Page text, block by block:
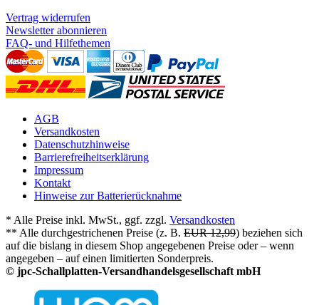
Vertrag widerrufen
Newsletter abonnieren
FAQ- und Hilfethemen
AGB
Versandkosten
Datenschutzhinweise
Barrierefreiheitserklärung
Impressum
Kontakt
Hinweise zur Batterierücknahme
* Alle Preise inkl. MwSt., ggf. zzgl. Versandkosten
** Alle durchgestrichenen Preise (z. B. EUR 12,99) beziehen sich
auf die bislang in diesem Shop angegebenen Preise oder – wenn
angegeben – auf einen limitierten Sonderpreis.
© jpc-Schallplatten-Versandhandelsgesellschaft mbH